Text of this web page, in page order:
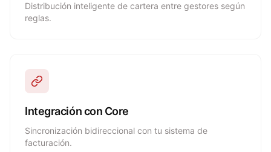
Distribución inteligente de cartera entre gestores según
reglas.
Integración con Core
Sincronización bidireccional con tu sistema de
facturación.